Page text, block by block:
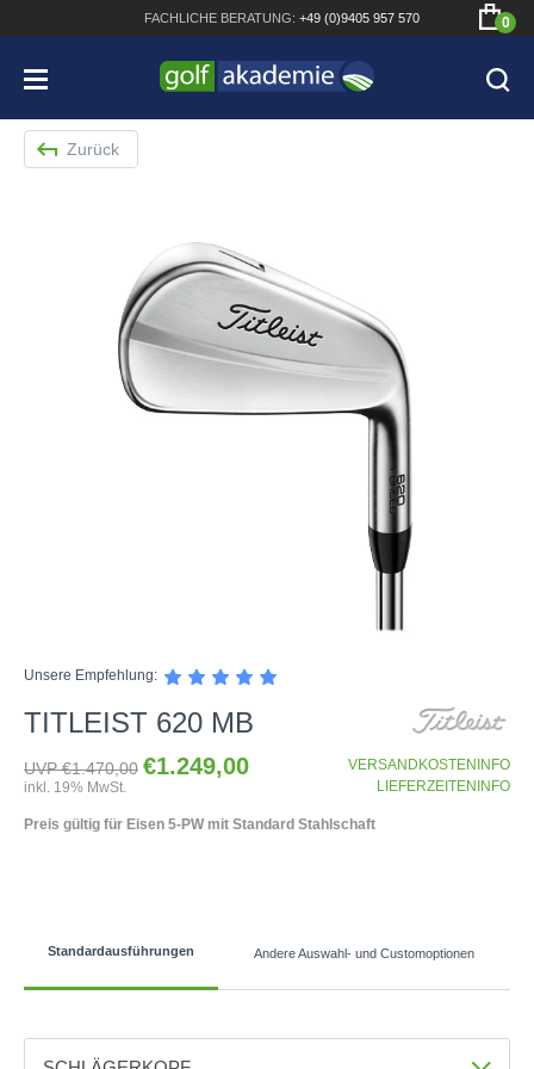
FACHLICHE BERATUNG: +49 (0)9405 957 570 0
Bridgestone JGR Driver 2018
Cobra King F8+ Driver
Titleist Pro V1x mit gratis Schriftaufdruck
Bennington Waterproof QO14 Sport Cartbag
DRIVER
FAIRWAYHÖLZER
PUTTER
KINDER GOLFSCHLÄGER
HEADS
BAGS
CARTBAGS
TROLLIES
GOLFBÄLLE
SCHUHE
KINDER GOLFSCHUHE
DAMEN
CAPS
HERREN GOLFHANDSCHUHE
ZUBEHÖR
HANDTÜCHER
Zurück
Unsere Empfehlung:
TITLEIST 620 MB
UVP €1.470,00 €1.249,00
inkl. 19% MwSt.
VERSANDKOSTENINFO
LIEFERZEITENINFO
Preis gültig für Eisen 5-PW mit Standard Stahlschaft
Standardausführungen Andere Auswahl- und Customoptionen